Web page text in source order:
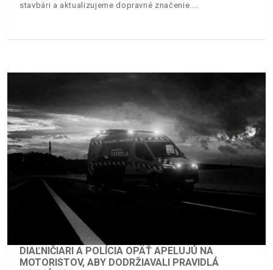
stavbári a aktualizujeme dopravné značenie.
DIAĽNIČIARI A POLÍCIA OPÄŤ APELUJÚ NA
MOTORISTOV, ABY DODRŽIAVALI PRAVIDLÁ